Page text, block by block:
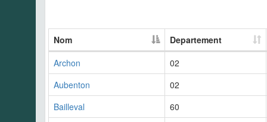
Nom
Departement
Archon
02
Aubenton
02
Bailleval
60